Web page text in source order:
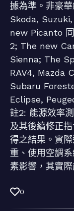
據為準。非豪
Skoda,
new Picanto
2; The new
Sienna; The
RAV4, Mazda
Subaru
Eclipse,
註2: 能源效率
及其後續修正
得之結果。實
重、使用空調
素影響，其實
0